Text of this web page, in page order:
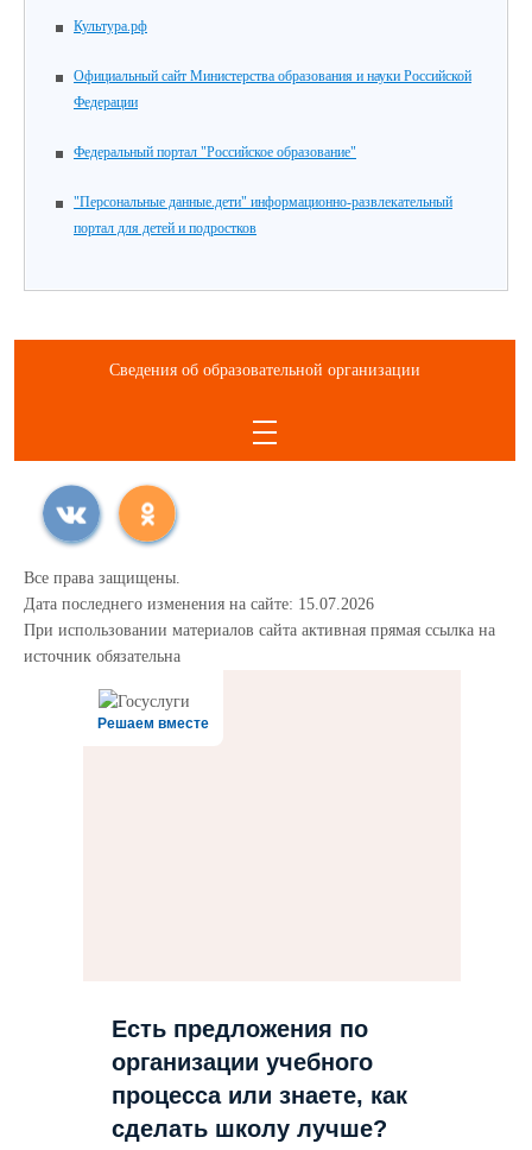
Культура.рф
Официальный сайт Министерства образования и науки Российской
Федерации
Федеральный портал "Российское образование"
"Персональные данные.дети" информационно-развлекательный
портал для детей и подростков
Сведения об образовательной организации
Все права защищены.
Дата последнего изменения на сайте: 15.07.2026
При использовании материалов сайта активная прямая ссылка на
источник обязательна
Решаем вместе
Есть предложения по
организации учебного
процесса или знаете, как
сделать школу лучше?